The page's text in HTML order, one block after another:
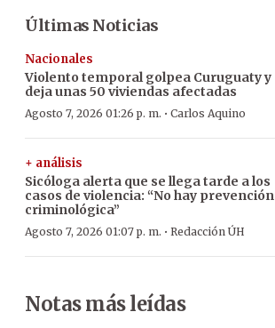
Últimas Noticias
Nacionales
Violento temporal golpea Curuguaty y
deja unas 50 viviendas afectadas
Agosto 7, 2026 01:26 p. m. · Carlos Aquino
+ análisis
Sicóloga alerta que se llega tarde a los
casos de violencia: “No hay prevención
criminológica”
Agosto 7, 2026 01:07 p. m. · Redacción ÚH
Notas más leídas